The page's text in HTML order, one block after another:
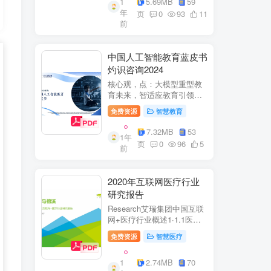
参编綦兵、谷金辉、温庆
福、王丹、岳...
年
前
页
0 93 11
中国人工智能教育蓝皮书
灼识咨询2024
核心观，点：大模型重型教
育未来，智适应教育引领
A+教有新纪元灼识咨询
China inshts Consultancy帆
观：深剂：洞来：失减：全
球故有革新浪湘2学习机妆占
硬件查头智道，应学习机市
免费资源 智慧教育
1年
前
7.32MB
53
页
0 96 5
2020年互联网医疗行业
研究报告
Research艾瑞集团中国互联
网+医疗行业概述1·1.1医疗
行业困境中国互联网+医疗行
业现状2中国互联网+医疗用
户行为洞察3中国互联网+医
疗热门赛道分析4中国互联网
免费资源 智慧医疗
1
2.74MB
70